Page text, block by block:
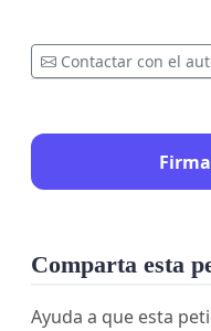
Contactar con el
Comparta esta
Ayuda a que esta